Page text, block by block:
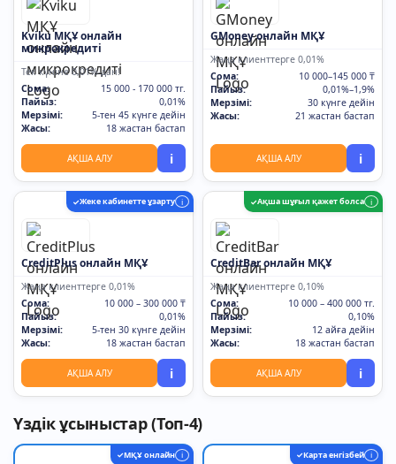
Kviku МҚҰ онлайн
микрокредиті
Тек күніне 0,01%-дан!
Сома:
15 000 - 170 000 тг.
Пайыз:
0,01%
Мерзімі:
5-тен 45 күнге дейін
Жасы:
18 жастан бастап
АҚША АЛУ i
GMoney онлайн МҚҰ
Жаңа клиенттерге 0,01%
Сома:
10 000–145 000 ₸
Пайыз:
0,01%–1,9%
Мерзімі:
30 күнге дейін
Жасы:
21 жастан бастап
АҚША АЛУ i
✓Жеке кабинетте ұзарту i
CreditPlus онлайн МҚҰ
Жаңа клиенттерге 0,01%
Сома:
10 000 – 300 000 ₸
Пайыз:
0,01%
Мерзімі:
5-тен 30 күнге дейін
Жасы:
18 жастан бастап
АҚША АЛУ i
✓Ақша шұғыл қажет болса i
CreditBar онлайн МҚҰ
Жаңа клиенттерге 0,10%
Сома:
10 000 – 400 000 тг.
Пайыз:
0,10%
Мерзімі:
12 айға дейін
Жасы:
18 жастан бастап
АҚША АЛУ i
Үздік ұсыныстар (Топ-4)
✓МҚҰ онлайн i ✓Карта енгізбей i